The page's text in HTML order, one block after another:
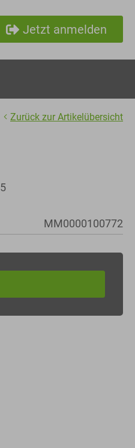
Jetzt anmelden
Zurück zur Artikelübersicht
MM0000100772